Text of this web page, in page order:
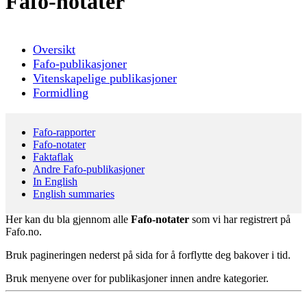
Oversikt
Fafo-publikasjoner
Vitenskapelige publikasjoner
Formidling
Fafo-rapporter
Fafo-notater
Faktaflak
Andre Fafo-publikasjoner
In English
English summaries
Her kan du bla gjennom alle Fafo-notater som vi har registrert på
Fafo.no.
Bruk pagineringen nederst på sida for å forflytte deg bakover i tid.
Bruk menyene over for publikasjoner innen andre kategorier.